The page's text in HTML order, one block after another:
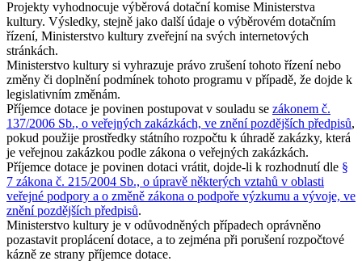
Projekty vyhodnocuje výběrová dotační komise Ministerstva
kultury. Výsledky, stejně jako další údaje o výběrovém dotačním
řízení, Ministerstvo kultury zveřejní na svých internetových
stránkách.
Ministerstvo kultury si vyhrazuje právo zrušení tohoto řízení nebo
změny či doplnění podmínek tohoto programu v případě, že dojde k
legislativním změnám.
Příjemce dotace je povinen postupovat v souladu se zákonem č.
137/2006 Sb., o veřejných zakázkách, ve znění pozdějších předpisů,
pokud použije prostředky státního rozpočtu k úhradě zakázky, která
je veřejnou zakázkou podle zákona o veřejných zakázkách.
Příjemce dotace je povinen dotaci vrátit, dojde-li k rozhodnutí dle §
7 zákona č. 215/2004 Sb., o úpravě některých vztahů v oblasti
veřejné podpory a o změně zákona o podpoře výzkumu a vývoje, ve
znění pozdějších předpisů.
Ministerstvo kultury je v odůvodněných případech oprávněno
pozastavit proplácení dotace, a to zejména při porušení rozpočtové
kázně ze strany příjemce dotace.